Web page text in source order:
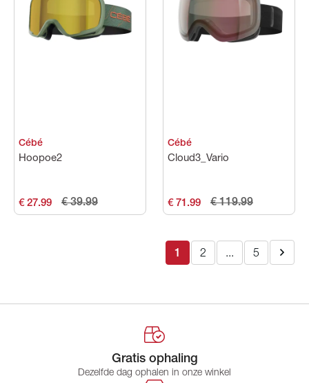
Cébé
Hoopoe2
€ 27.99 € 39.99
Cébé
Cloud3_Vario
€ 71.99 € 119.99
1 2 ... 5
Gratis ophaling
Dezelfde dag ophalen in onze winkel